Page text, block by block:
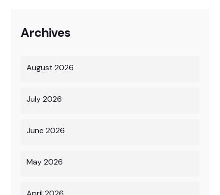
Archives
August 2026
July 2026
June 2026
May 2026